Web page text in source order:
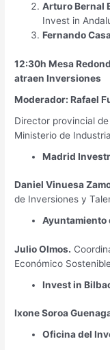
Arturo Bernal
Invest in
Fernando
12:30h Mesa
atraen Inversiones
Moderador: Rafael
Director provincial
Ministerio de
Madrid
Daniel Vinuesa
de Inversiones y
Ayuntamiento
Julio Olmos.
Económico
Invest in
Ixone Soroa
Oficina del